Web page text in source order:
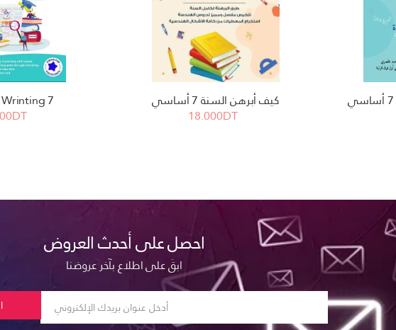
كيف أبرهن السنة 7 أساسي
18.000DT
7
احصل على أحدث العروض
ابقَ على اطلاع بآخر عروضنا